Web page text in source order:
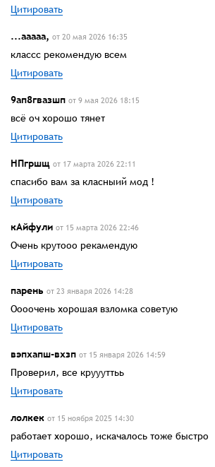
Цитировать
...ааааа, от 20 мая 2026 16:35
классс рекомендую всем
Цитировать
9ап8гвазшп от 9 мая 2026 18:15
всё оч хорошо тянет
Цитировать
НПгршщ от 17 марта 2026 22:11
спасибо вам за класныий мод !
Цитировать
кАйфули от 15 марта 2026 22:46
Очень крутооо рекамендую
Цитировать
парень от 23 января 2026 14:28
Оооочень хорошая взломка советую
Цитировать
вэпхапш-вхзп от 15 января 2026 14:59
Проверил, все круууттьь
Цитировать
лолкек от 15 ноября 2025 14:30
работает хорошо, искачалось тоже быстро
Цитировать